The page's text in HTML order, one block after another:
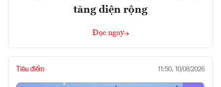
tăng diện rộng
Đọc ngay
Tiêu điểm 11:50, 10/08/2026